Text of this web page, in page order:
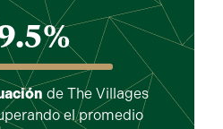
%
de The Villages
el promedio